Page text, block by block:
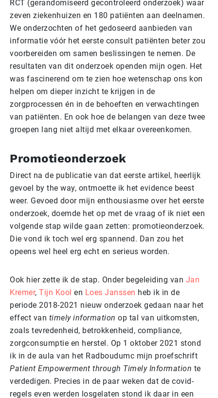
RCT (gerandomiseerd gecontroleerd onderzoek) waar
zeven ziekenhuizen en 180 patiënten aan deelnamen.
We onderzochten of het gedoseerd aanbieden van
informatie vóór het eerste consult patiënten beter zou
voorbereiden om samen beslissingen te nemen. De
resultaten van dit onderzoek openden mijn ogen. Het
was fascinerend om te zien hoe wetenschap ons kon
helpen om dieper inzicht te krijgen in de
zorgprocessen én in de behoeften en verwachtingen
van patiënten. En ook hoe de belangen van deze twee
groepen lang niet altijd met elkaar overeenkomen.
Promotieonderzoek
Direct na de publicatie van dat eerste artikel, heerlijk
gevoel by the way, ontmoette ik het evidence beest
weer. Gevoed door mijn enthousiasme over het eerste
onderzoek, doemde het op met de vraag of ik niet een
volgende stap wilde gaan zetten: promotieonderzoek.
Die vond ik toch wel erg spannend. Dan zou het
opeens wel heel erg echt en serieus worden.
Ook hier zette ik de stap. Onder begeleiding van Jan
Kremer, Tijn Kool en Loes Janssen heb ik in de
periode 2018-2021 nieuw onderzoek gedaan naar het
effect van timely information op tal van uitkomsten,
zoals tevredenheid, betrokkenheid, compliance,
zorgconsumptie en herstel. Op 1 oktober 2021 stond
ik in de aula van het Radboudumc mijn proefschrift
Patient Empowerment through Timely Information te
verdedigen. Precies in de paar weken dat de covid-
regels even werden losgelaten stond ik daar in een